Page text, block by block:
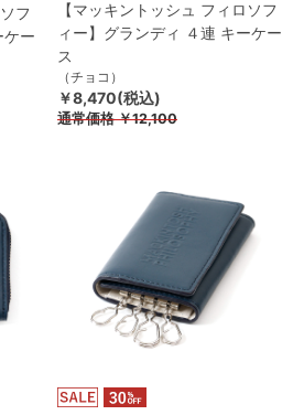
フ
ケー
【マッキントッシュ フィロソフ
ィー】グランディ ４連 キーケー
ス
（チョコ）
￥8,470(税込)
通常価格￥12,100